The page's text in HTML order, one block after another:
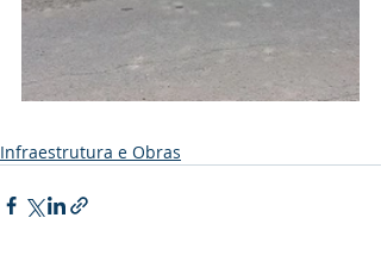
Infraestrutura e Obras